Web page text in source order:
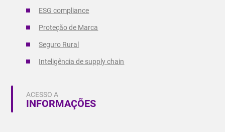
ESG compliance
Proteção de Marca
Seguro Rural
Inteligência de supply chain
ACESSO A
INFORMAÇÕES